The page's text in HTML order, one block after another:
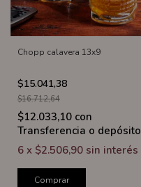
Chopp calavera 13x9
$15.041,38
$16.712,64
$12.033,10 con
Transferencia o depósito
6 x $2.506,90 sin interés
Comprar